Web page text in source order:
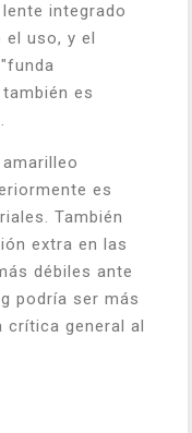
integrado
el uso, y el
es
es
También
extra en las
débiles ante
podría ser más
crítica general al